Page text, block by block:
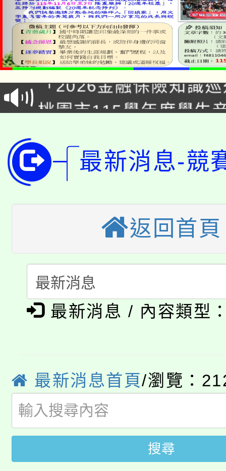
公告本校115學年度第
代理(課)教師甄選結果(
車」活動
桃園市115學年度學生
代理(課)教師甄選結果(
公告本校115學年度第
代理(課)教師甄選結果(
轉知中國文化大學推廣
《TA101》溝通分析基
程，歡迎學生輔導中心
心理、諮商輔導、社會
系所師生報名參加。
轉知苗栗縣政府辦理
縣市「校園短影音徵
門員」簡章及活動海報
踴躍報名參加。
桃園市115學年度學生
要點
「桃園市補助參觀特色
展演活動實施計畫」
115年度「教育部表揚
義教育推展貢獻獎」
公告本校115學年度第
生本土語及新住民語歌
公告本校115學年度第
代理(課)教師甄選結果(
公告本校115學年度第
代理(課)教師甄選結果(
轉知中國文化大學推廣
《TA101》溝通分析基
轉知苗栗縣政府辦理
最新消息-競
返回首頁
最新消息 / 內容類型
最新消息首頁/瀏覽：
搜尋